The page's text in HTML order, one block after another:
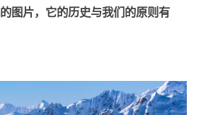
图片，它的历史与我们的原则有